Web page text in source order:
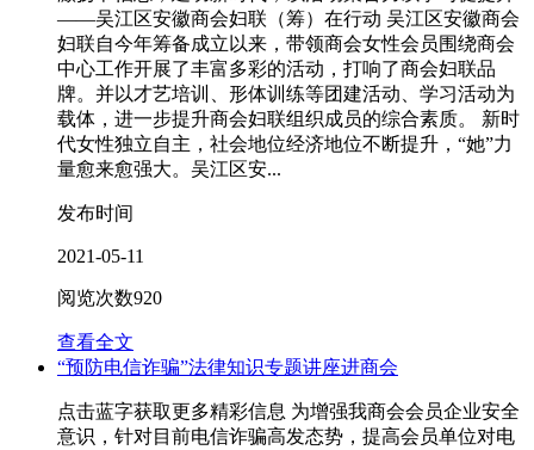
——吴江区安徽商会妇联（筹）在行动 吴江区安徽商会
妇联自今年筹备成立以来，带领商会女性会员围绕商会
中心工作开展了丰富多彩的活动，打响了商会妇联品
牌。并以才艺培训、形体训练等团建活动、学习活动为
载体，进一步提升商会妇联组织成员的综合素质。 新时
代女性独立自主，社会地位经济地位不断提升，“她”力
量愈来愈强大。吴江区安...
发布时间
2021-05-11
阅览次数920
查看全文
“预防电信诈骗”法律知识专题讲座进商会
点击蓝字获取更多精彩信息 为增强我商会会员企业安全
意识，针对目前电信诈骗高发态势，提高会员单位对电